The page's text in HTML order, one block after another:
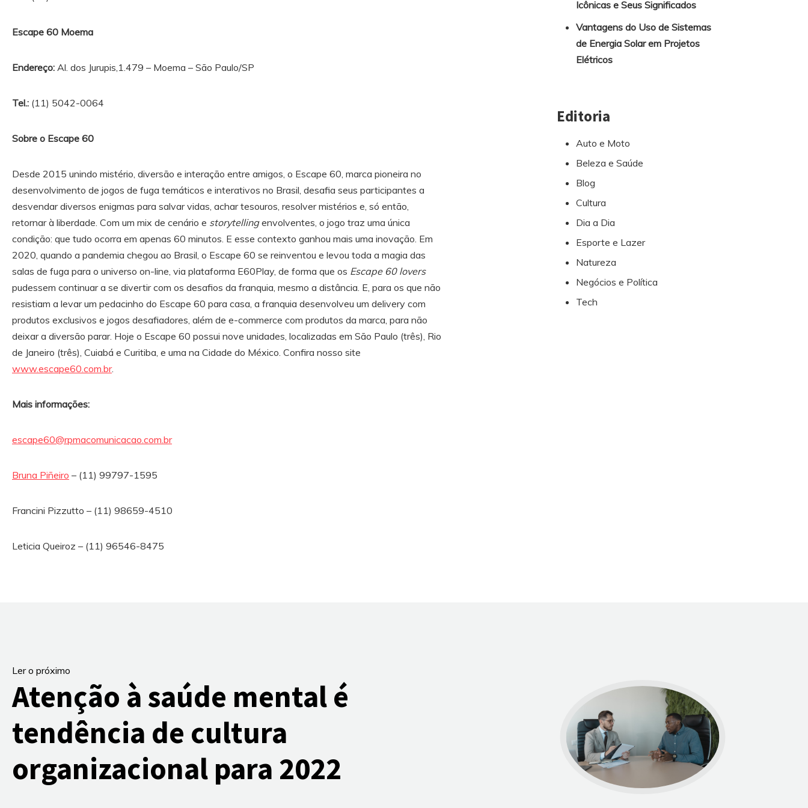
Escape 60 Moema
Endereço: Al. dos Jurupis,1.479 – Moema – São Paulo/SP
Tel.: (11) 5042-0064
Sobre o Escape 60
Desde 2015 unindo mistério, diversão e interação entre amigos, o Escape 60, marca pioneira no
desenvolvimento de jogos de fuga temáticos e interativos no Brasil, desafia seus participantes a
desvendar diversos enigmas para salvar vidas, achar tesouros, resolver mistérios e, só então,
retornar à liberdade. Com um mix de cenário e storytellingenvolventes, o jogo traz uma única
condição: que tudo ocorra em apenas 60 minutos. E esse contexto ganhou mais uma inovação. Em
2020, quando a pandemia chegou ao Brasil, o Escape 60 se reinventou e levou toda a magia das
salas de fuga para o universo on-line, via plataforma E60Play, de forma que os Escape 60 lovers
pudessem continuar a se divertir com os desafios da franquia, mesmo a distância. E, para os que não
resistiam a levar um pedacinho do Escape 60 para casa, a franquia desenvolveu um delivery com
produtos exclusivos e jogos desafiadores, além de e-commerce com produtos da marca, para não
deixar a diversão parar. Hoje o Escape 60 possui nove unidades, localizadas em São Paulo (três), Rio
de Janeiro (três), Cuiabá e Curitiba, e uma na Cidade do México. Confira nosso site
www.escape60.com.br.
Mais informações:
escape60@rpmacomunicacao.com.br
Bruna Piñeiro – (11) 99797-1595
Francini Pizzutto – (11) 98659-4510
Leticia Queiroz – (11) 96546-8475
Icônicas e Seus Significados
Vantagens do Uso de Sistemas
de Energia Solar em Projetos
Elétricos
Editoria
Auto e Moto
Beleza e Saúde
Blog
Cultura
Dia a Dia
Esporte e Lazer
Natureza
Negócios e Política
Tech
Ler o próximo
Atenção à saúde mental é
tendência de cultura
organizacional para 2022